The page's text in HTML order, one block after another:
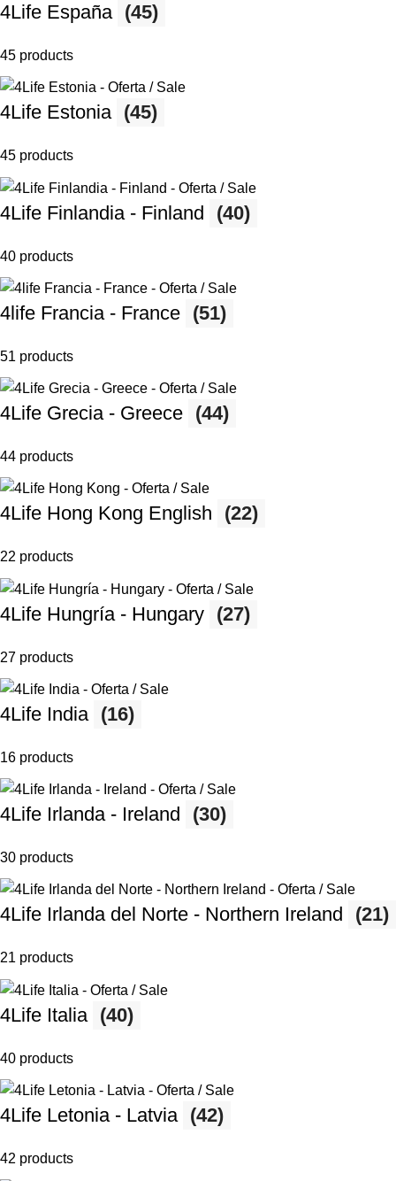
4Life España (45)
45 products
4Life Estonia (45)
45 products
4Life Finlandia - Finland (40)
40 products
4life Francia - France (51)
51 products
4Life Grecia - Greece (44)
44 products
4Life Hong Kong English (22)
22 products
4Life Hungría - Hungary (27)
27 products
4Life India (16)
16 products
4Life Irlanda - Ireland (30)
30 products
4Life Irlanda del Norte - Northern Ireland (21)
21 products
4Life Italia (40)
40 products
4Life Letonia - Latvia (42)
42 products